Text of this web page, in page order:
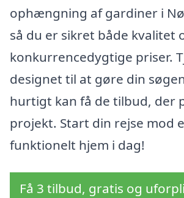
ophængning af gardiner i
så du er sikret både kvalitet
konkurrencedygtige priser.
designet til at gøre din
hurtigt kan få de tilbud, der
projekt. Start din rejse mod
funktionelt hjem i dag!
Få 3 tilbud, gratis og